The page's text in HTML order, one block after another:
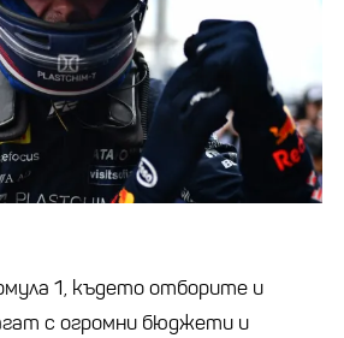
1, където отборите и
с огромни бюджети и